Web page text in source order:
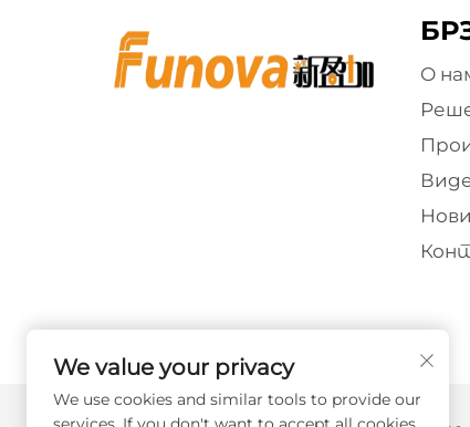
О
We value your privacy
We use cookies and similar tools to provide our